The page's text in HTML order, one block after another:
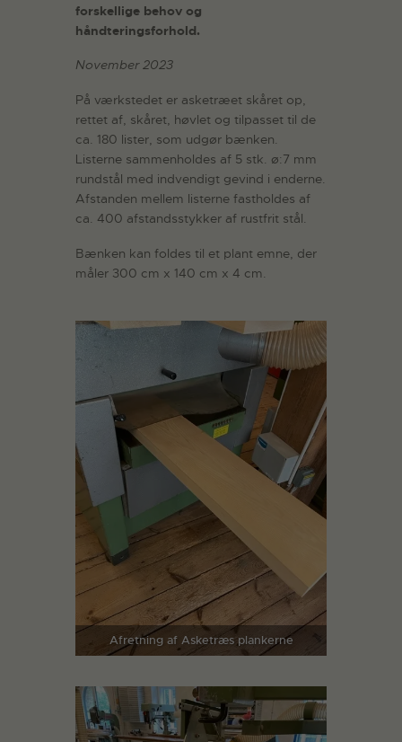
forskellige behov og
håndteringsforhold.
November 2023
På værkstedet er asketræet skåret op,
rettet af, skåret, høvlet og tilpasset til de
ca. 180 lister, som udgør bænken.
Listerne sammenholdes af 5 stk. ø:7 mm
rundstål med indvendigt gevind i enderne.
Afstanden mellem listerne fastholdes af
ca. 400 afstandsstykker af rustfrit stål.
Bænken kan foldes til et plant emne, der
måler 300 cm x 140 cm x 4 cm.
Afretning af Asketræs plankerne